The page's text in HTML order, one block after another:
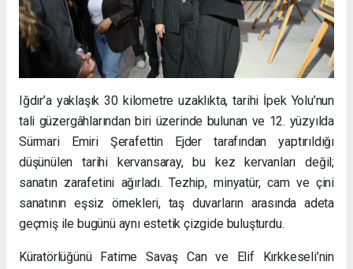
Iğdır’a yaklaşık 30 kilometre uzaklıkta, tarihi İpek Yolu’nun
tali güzergâhlarından biri üzerinde bulunan ve 12. yüzyılda
Sürmari Emiri Şerafettin Ejder tarafından yaptırıldığı
düşünülen tarihi kervansaray, bu kez kervanları değil;
sanatın zarafetini ağırladı. Tezhip, minyatür, cam ve çini
sanatının eşsiz örnekleri, taş duvarların arasında adeta
geçmiş ile bugünü aynı estetik çizgide buluşturdu.
Küratörlüğünü Fatime Savaş Can ve Elif Kırkkeseli’nin